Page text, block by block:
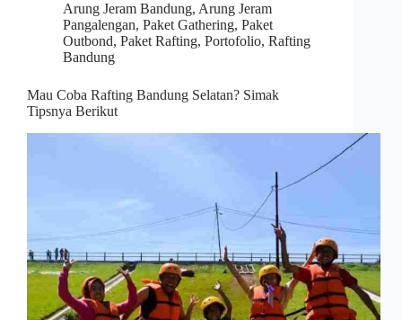
Arung Jeram Bandung, Arung Jeram
Pangalengan, Paket Gathering, Paket
Outbond, Paket Rafting, Portofolio, Rafting
Bandung
Mau Coba Rafting Bandung Selatan? Simak
Tipsnya Berikut